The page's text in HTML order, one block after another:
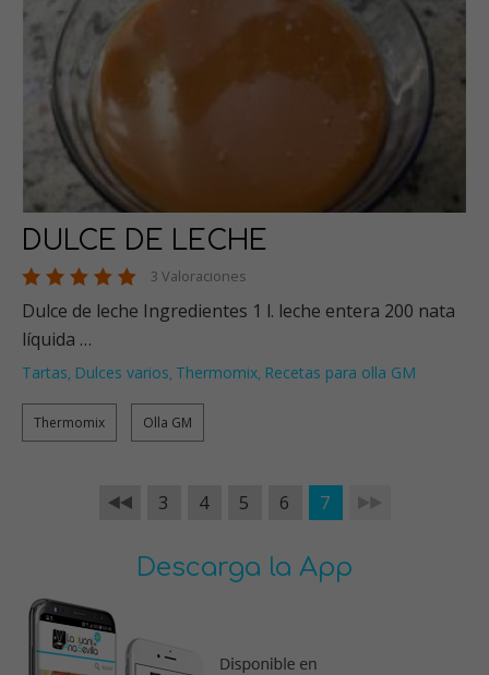
DULCE DE LECHE
3 Valoraciones
Dulce de leche Ingredientes 1 l. leche entera 200 nata
líquida …
Tartas, Dulces varios, Thermomix, Recetas para olla GM
Thermomix Olla GM
3 4 5 6 7
Descarga la App